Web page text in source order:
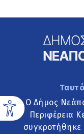
Ο Δήμος
Περιφέρεια
συγκροτήθηκε